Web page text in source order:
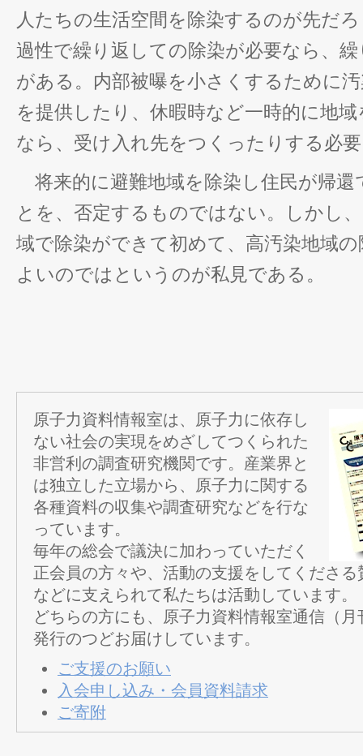
人たちの生活空間を除染するのが先だ
過性で繰り返しての除染が必要なら、
がある。内部被曝を小さくするために
を提供したり、休暇時など一時的に地
なら、受け入れ先をつくったりする必
将来的に避難地域を除染し住民が帰
とを、否定するものではない。しかし
域で除染ができて初めて、高汚染地域
よいのではというのが私見である。
原子力資料情報室は、原子力に依存し
ない社会の実現をめざしてつくられた
非営利の調査研究機関です。産業界と
は独立した立場から、原子力に関する
各種資料の収集や調査研究などを行な
っています。
毎年の総会で議決に加わっていただく
正会員の方々や、活動の支援をしてくださ
などに支えられて私たちは活動しています。
どちらの方にも、原子力資料情報室通信（
発行のつどお届けしています。
ご支援のお願い
入会申し込み・会員資料請求
ご寄附